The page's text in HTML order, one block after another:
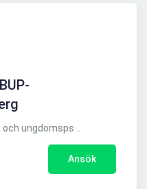
ungdomsps ..
Ansök